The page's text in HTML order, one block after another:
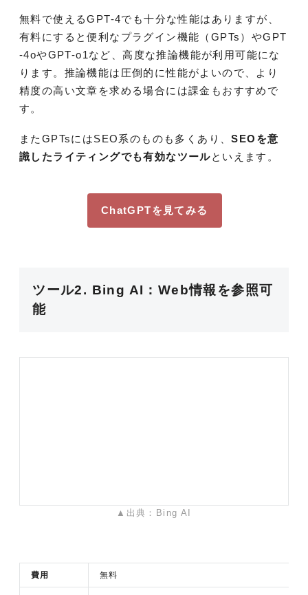
無料で使えるGPT-4でも十分な性能はありますが、
有料にすると便利なプラグイン機能（GPTs）やGPT
-4oやGPT-o1など、高度な推論機能が利用可能にな
ります。推論機能は圧倒的に性能がよいので、より
精度の高い文章を求める場合には課金もおすすめで
す。
またGPTsにはSEO系のものも多くあり、SEOを意
識したライティングでも有効なツールといえます。
ChatGPTを見てみる
ツール2. Bing AI：Web情報を参照可
能
▲出典：Bing AI
費用 無料